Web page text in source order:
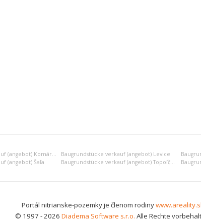
Baugrundstücke verkauf (angebot) Komárno Baugrundstücke verkauf (angebot) Levice
(angebot) Šaľa
Baugrundstücke verkauf (angebot) Topoľčany
Portál nitrianske-pozemky je členom rodiny
© 1997 - 2026 Diadema Software s.r.o. Alle Rechte